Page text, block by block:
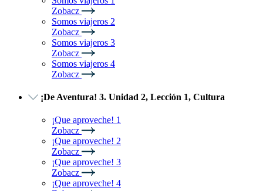
Zobacz
Somos viajeros 2
Zobacz
Somos viajeros 3
Zobacz
Somos viajeros 4
Zobacz
¡De Aventura! 3. Unidad 2, Lección 1, Cultura
¡Que aproveche! 1
Zobacz
¡Que aproveche! 2
Zobacz
¡Que aproveche! 3
Zobacz
¡Que aproveche! 4